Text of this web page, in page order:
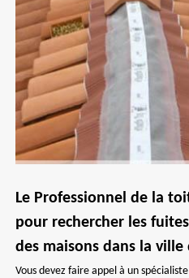
Le Professionnel de la
pour rechercher les
des maisons dans la ville
Vous devez faire appel à un